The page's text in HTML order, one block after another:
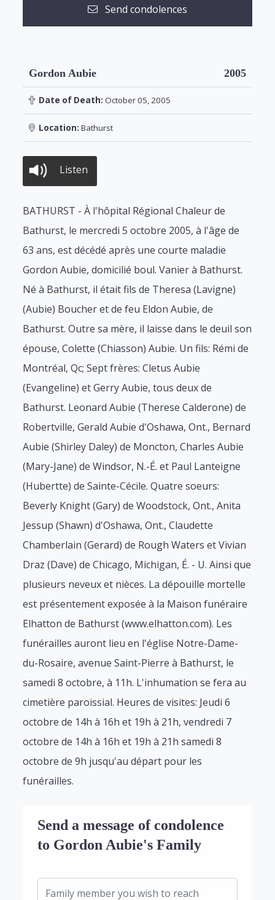
Send condolences
Gordon Aubie 2005
Date of Death: October 05, 2005
Location: Bathurst
Listen
BATHURST - À l'hôpital Régional Chaleur de
Bathurst, le mercredi 5 octobre 2005, à l'âge de
63 ans, est décédé après une courte maladie
Gordon Aubie, domicilié boul. Vanier à Bathurst.
Né à Bathurst, il était fils de Theresa (Lavigne)
(Aubie) Boucher et de feu Eldon Aubie, de
Bathurst. Outre sa mère, il laisse dans le deuil son
épouse, Colette (Chiasson) Aubie. Un fils: Rémi de
Montréal, Qc; Sept frères: Cletus Aubie
(Evangeline) et Gerry Aubie, tous deux de
Bathurst. Leonard Aubie (Therese Calderone) de
Robertville, Gerald Aubie d'Oshawa, Ont., Bernard
Aubie (Shirley Daley) de Moncton, Charles Aubie
(Mary-Jane) de Windsor, N.-É. et Paul Lanteigne
(Hubertte) de Sainte-Cécile. Quatre soeurs:
Beverly Knight (Gary) de Woodstock, Ont., Anita
Jessup (Shawn) d'Oshawa, Ont., Claudette
Chamberlain (Gerard) de Rough Waters et Vivian
Draz (Dave) de Chicago, Michigan, É. - U. Ainsi que
plusieurs neveux et nièces. La dépouille mortelle
est présentement exposée à la Maison funéraire
Elhatton de Bathurst (www.elhatton.com). Les
funérailles auront lieu en l'église Notre-Dame-
du-Rosaire, avenue Saint-Pierre à Bathurst, le
samedi 8 octobre, à 11h. L'inhumation se fera au
cimetière paroissial. Heures de visites: Jeudi 6
octobre de 14h à 16h et 19h à 21h, vendredi 7
octobre de 14h à 16h et 19h à 21h samedi 8
octobre de 9h jusqu'au départ pour les
funérailles.
Send a message of condolence
to Gordon Aubie's Family